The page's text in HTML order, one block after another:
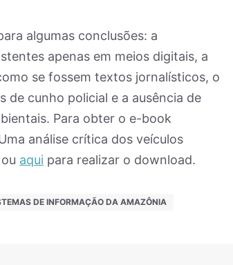
algumas conclusões: a
apenas em meios digitais, a
se fossem textos jornalísticos, o
de cunho policial e a ausência de
Para obter o e-book
análise crítica dos veículos
aqui para realizar o download.
DE INFORMAÇÃO DA AMAZÔNIA